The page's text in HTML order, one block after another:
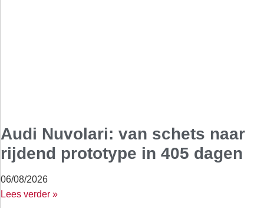
Audi Nuvolari: van schets naar
rijdend prototype in 405 dagen
06/08/2026
Lees verder »